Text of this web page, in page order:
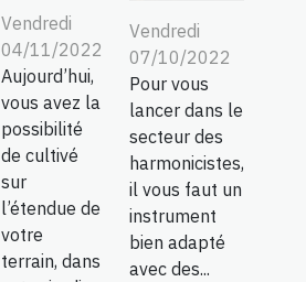
Vendredi
04/11/2022
Aujourd’hui,
vous avez la
possibilité
de cultivé
sur
l’étendue de
votre
terrain, dans
Vendredi
07/10/2022
Pour vous
lancer dans le
secteur des
harmonicistes,
il vous faut un
instrument
bien adapté
avec des...